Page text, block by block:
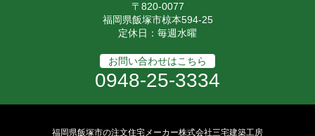
〒820-0077
福岡県飯塚市椋本594-25
定休日：毎週水曜
お問い合わせはこちら
0948-25-3334
福岡県飯塚市の注文住宅メーカー株式会社三宅建築工房